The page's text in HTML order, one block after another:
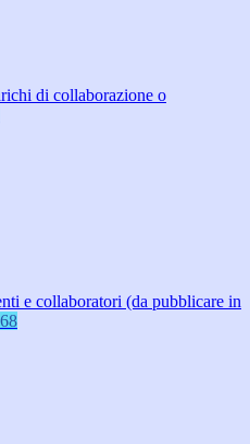
di collaborazione o
e collaboratori (da pubblicare in
68